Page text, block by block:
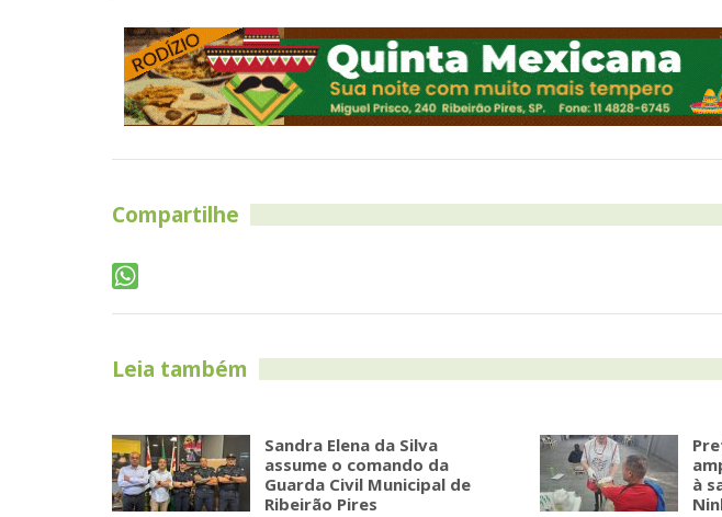
Compartilhe
Leia também
Sandra Elena da Silva
assume o comando da
Guarda Civil Municipal de
Ribeirão Pires
à